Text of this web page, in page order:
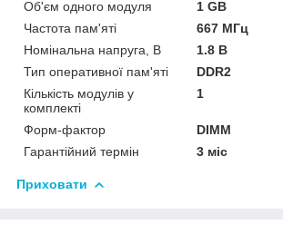
Об'єм одного модуля
1 GB
Частота пам'яті
667 МГц
Номінальна напруга, В
1.8 В
Тип оперативної пам'яті
DDR2
Кількість модулів у
комплекті
1
Форм-фактор
DIMM
Гарантійний термін
3 міс
Приховати